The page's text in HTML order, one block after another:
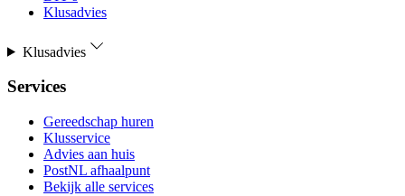
Klusadvies
Klusadvies
Services
Gereedschap huren
Klusservice
Advies aan huis
PostNL afhaalpunt
Bekijk alle services